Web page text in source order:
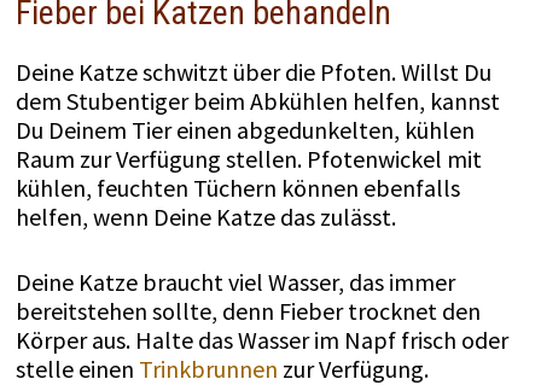
Fieber bei Katzen behandeln
Deine Katze schwitzt über die Pfoten. Willst Du
dem Stubentiger beim Abkühlen helfen, kannst
Du Deinem Tier einen abgedunkelten, kühlen
Raum zur Verfügung stellen. Pfotenwickel mit
kühlen, feuchten Tüchern können ebenfalls
helfen, wenn Deine Katze das zulässt.
Deine Katze braucht viel Wasser, das immer
bereitstehen sollte, denn Fieber trocknet den
Körper aus. Halte das Wasser im Napf frisch oder
stelle einen Trinkbrunnen zur Verfügung.